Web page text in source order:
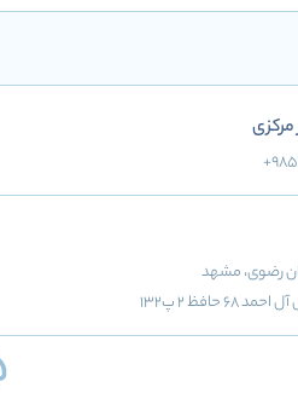
مرکزی
رضوی، مشهد
حافظ 2 پ132